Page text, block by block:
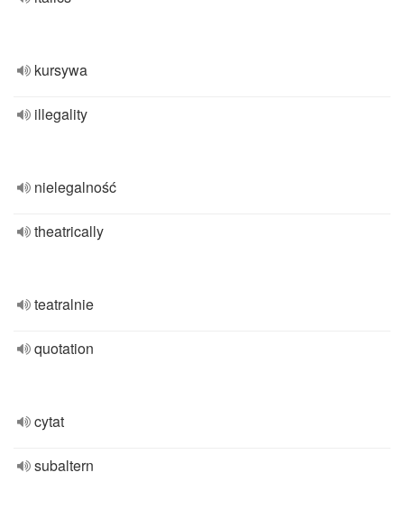
kursywa
illegality
nielegalność
theatrically
teatralnie
quotation
cytat
subaltern